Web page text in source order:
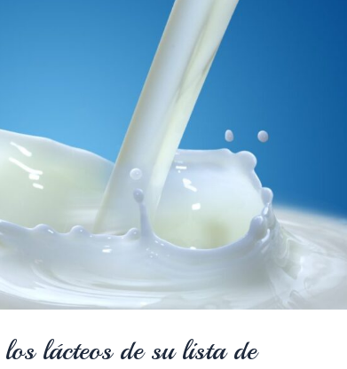
lácteos de su lista de